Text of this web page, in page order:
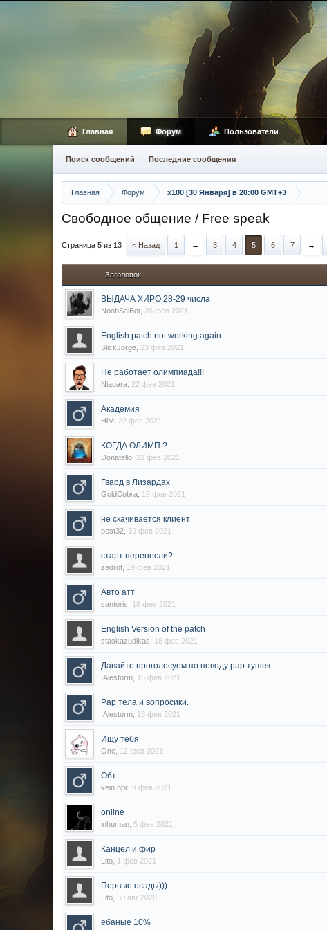
Главная Форум х100 [30 Января] в 20:00 GMT+3
Свободное общение / Free speak
Страница 5 из 13 < Назад 1 ← 3 4 5 6 7 →
Заголовок
ВЫДАЧА ХИРО 28-29 числа
NoobSaiBot 26 фев 2021
English patch not working again...
SlickJorge 23 фев 2021
Не работает олимпиада!!!
Niagara 22 фев 2021
Академия
HiM 22 фев 2021
КОГДА ОЛИМП ?
Donatello 22 фев 2021
Гвард в Лизардах
GoldCobra 19 фев 2021
не скачивается клиент
post32 19 фев 2021
старт перенесли?
zadrot 19 фев 2021
Авто атт
santoris 18 фев 2021
English Version of the patch
staskazudikas 18 фев 2021
Давайте проголосуем по поводу рар тушек.
IAlestorm 15 фев 2021
Рар тела и вопросики.
IAlestorm 13 фев 2021
Ищу тебя
One 12 фев 2021
Обт
kein.npr 9 фев 2021
online
inhuman 5 фев 2021
Канцел и фир
Lito 1 фев 2021
Первые осады)))
Lito 30 авг 2020
ебаные 10%
Главная Форум
Поиск сообщений Последние сообщения
Пользователи